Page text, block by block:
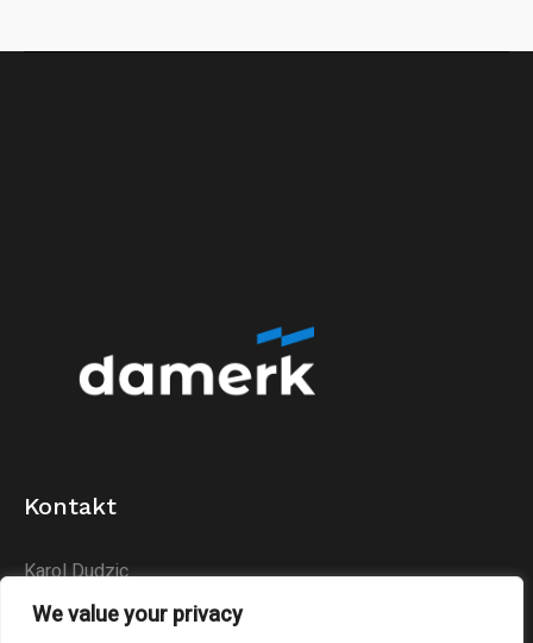
We value your privacy
Kontakt
Karol Dudzic
Huta Podłysica 24B
26-004 Bieliny